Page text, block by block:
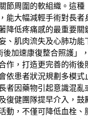
節周圍的軟組織。這種
能大幅減輕手術對長者
降低疼痛感的最重要關
、肌肉流失及心肺功能
後加速康復整合照護」
作，打造更完善的術後
依患者狀況規劃多模式
者因藥物引起意識混亂
復健團隊提早介入，鼓
動，不僅可降低血栓、